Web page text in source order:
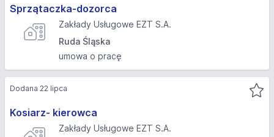
Sprzątaczka-dozorca
Zakłady Usługowe EZT S.A.
Ruda Śląska
umowa o pracę
Kosiarz- kierowca
Zakłady Usługowe EZT S.A.
Dodana 22 lipca